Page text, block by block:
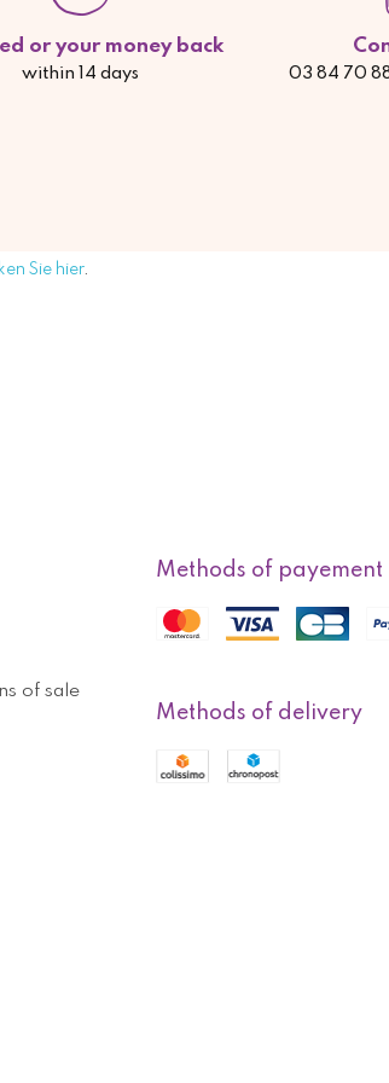
or your money back
within 14 days 03 84 70
Sie hier.
of sale
Methods of payement
Methods of delivery